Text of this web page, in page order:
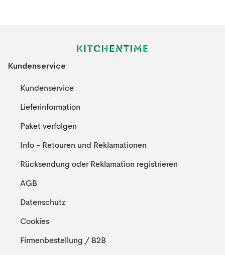
Kundenservice
Kundenservice
Lieferinformation
Paket verfolgen
Info - Retouren und Reklamationen
Rücksendung oder Reklamation registrieren
AGB
Datenschutz
Cookies
Firmenbestellung / B2B